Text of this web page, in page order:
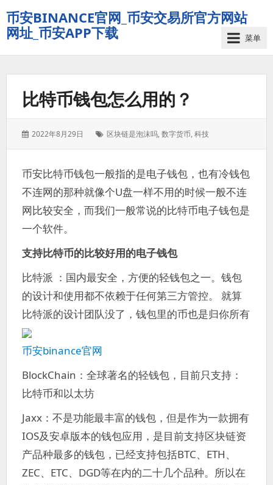
币安BINANCE官网_币安交易所官方网站
网址_币安APP下载
菜单
比特币钱包怎么用的？
发
2022年8月29日
标
区块链是泡沫吗,数字货币,科技
币安比特币钱包一般指的是电子钱包，也有冷钱包
不连网的那种就像个U盘一样不用的时候一般不连
网比较安全，而我们一般常说的比特币电子钱包是
一个软件。
支持比特币的比较好用的电子钱包
比特派 ：国内最安全，方便的轻钱包之一。钱包
的设计和使用都不依赖于任何第三方管控。 就算
比特派的设计团队没了，钱包里的币也是归你所有
币安binance官网
BlockChain：全球著名的轻钱包，目前只支持：
比特币和以太坊
Jaxx：不是功能最丰富的钱包，但是作为一款拥有
IOS及安卓版本的钱包应用，是目前支持区块链资
产品种最多的钱包，已经支持包括BTC、ETH、
ZEC、ETC、DGD等在内的二十几个品种。所以在